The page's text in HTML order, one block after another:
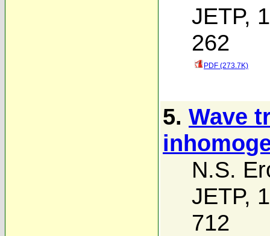
JETP,
262
PDF (273.7K)
5. Wave
N.S.
JETP,
712